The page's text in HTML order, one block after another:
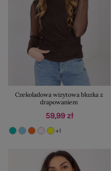
Czekoladowa wizytowa bluzka z
drapowaniem
59,99 zł
+1